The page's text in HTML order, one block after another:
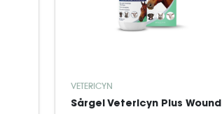
VETERICYN
Sårgel Vetericyn Plus Wound